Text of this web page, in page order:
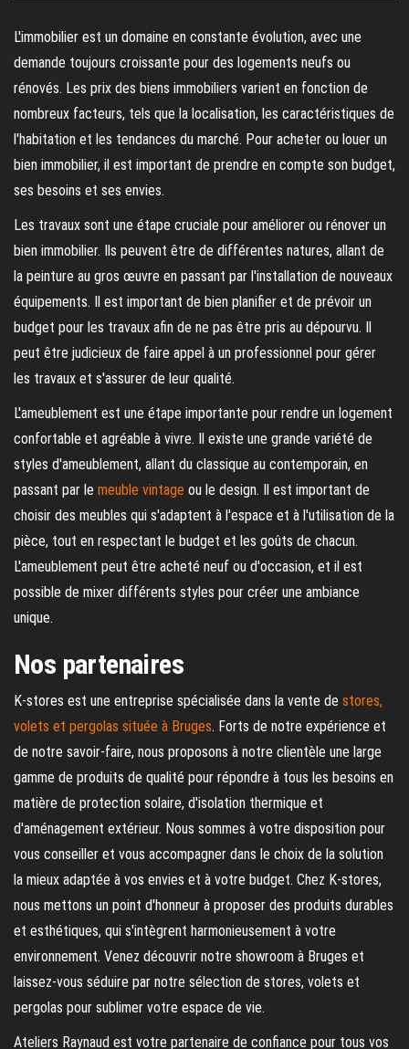
L'immobilier est un domaine en constante évolution, avec une
demande toujours croissante pour des logements neufs ou
rénovés. Les prix des biens immobiliers varient en fonction de
nombreux facteurs, tels que la localisation, les caractéristiques de
l'habitation et les tendances du marché. Pour acheter ou louer un
bien immobilier, il est important de prendre en compte son budget,
ses besoins et ses envies.
Les travaux sont une étape cruciale pour améliorer ou rénover un
bien immobilier. Ils peuvent être de différentes natures, allant de
la peinture au gros œuvre en passant par l'installation de nouveaux
équipements. Il est important de bien planifier et de prévoir un
budget pour les travaux afin de ne pas être pris au dépourvu. Il
peut être judicieux de faire appel à un professionnel pour gérer
les travaux et s'assurer de leur qualité.
L'ameublement est une étape importante pour rendre un logement
confortable et agréable à vivre. Il existe une grande variété de
styles d'ameublement, allant du classique au contemporain, en
passant par le meuble vintage ou le design. Il est important de
choisir des meubles qui s'adaptent à l'espace et à l'utilisation de la
pièce, tout en respectant le budget et les goûts de chacun.
L'ameublement peut être acheté neuf ou d'occasion, et il est
possible de mixer différents styles pour créer une ambiance
unique.
Nos partenaires
K-stores est une entreprise spécialisée dans la vente de stores,
volets et pergolas située à Bruges. Forts de notre expérience et
de notre savoir-faire, nous proposons à notre clientèle une large
gamme de produits de qualité pour répondre à tous les besoins en
matière de protection solaire, d'isolation thermique et
d'aménagement extérieur. Nous sommes à votre disposition pour
vous conseiller et vous accompagner dans le choix de la solution
la mieux adaptée à vos envies et à votre budget. Chez K-stores,
nous mettons un point d'honneur à proposer des produits durables
et esthétiques, qui s'intègrent harmonieusement à votre
environnement. Venez découvrir notre showroom à Bruges et
laissez-vous séduire par notre sélection de stores, volets et
pergolas pour sublimer votre espace de vie.
Ateliers Raynaud est votre partenaire de confiance pour tous vos